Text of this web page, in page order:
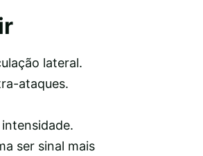
lateral.
ataques.
ser sinal mais